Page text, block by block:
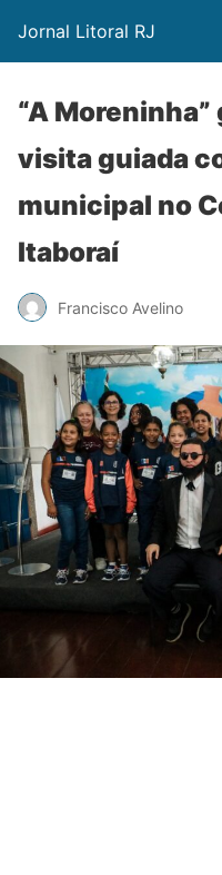
Jornal Litoral RJ
“A
visita guiada
municipal no
Itaboraí
Francisco Avelino